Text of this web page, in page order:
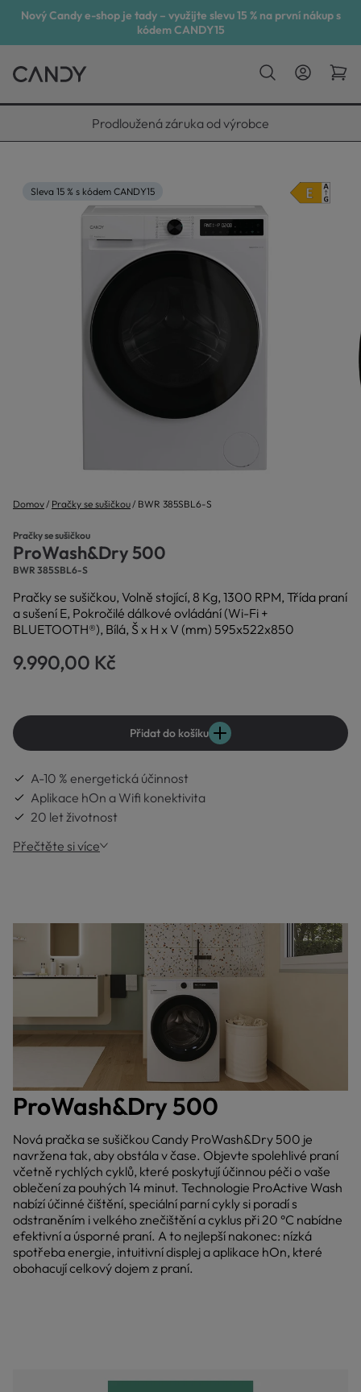
Nový Candy e-shop je tady – využijte slevu 15 % na první nákup s
kódem CANDY15
Vyneseme, zapojíme, odvezeme
Sleva 15 % s kódem CANDY15
Domov Pračky se sušičkou BWR 385SBL6-S
Pračky se sušičkou
ProWash&Dry 500
BWR 385SBL6-S
Pračky se sušičkou, Volně stojící, 8 Kg, 1300 RPM, Třída praní
a sušení E, Pokročilé dálkové ovládání (Wi-Fi +
BLUETOOTH®), Bílá, Š x H x V (mm) 595x522x850
9.990,00 Kč
Přidat do košíku
A-10 % energetická účinnost
Aplikace hOn a Wifi konektivita
20 let životnost
Přečtěte si více
ProWash&Dry 500
Nová pračka se sušičkou Candy ProWash&Dry 500 je
navržena tak, aby obstála v čase. Objevte spolehlivé praní
včetně rychlých cyklů, které poskytují účinnou péči o vaše
oblečení za pouhých 14 minut. Technologie ProActive Wash
nabízí účinné čištění, speciální parní cykly si poradí s
odstraněním i velkého znečištění a cyklus při 20 °C nabídne
efektivní a úsporné praní. A to nejlepší nakonec: nízká
spotřeba energie, intuitivní displej a aplikace hOn, které
obohacují celkový dojem z praní.